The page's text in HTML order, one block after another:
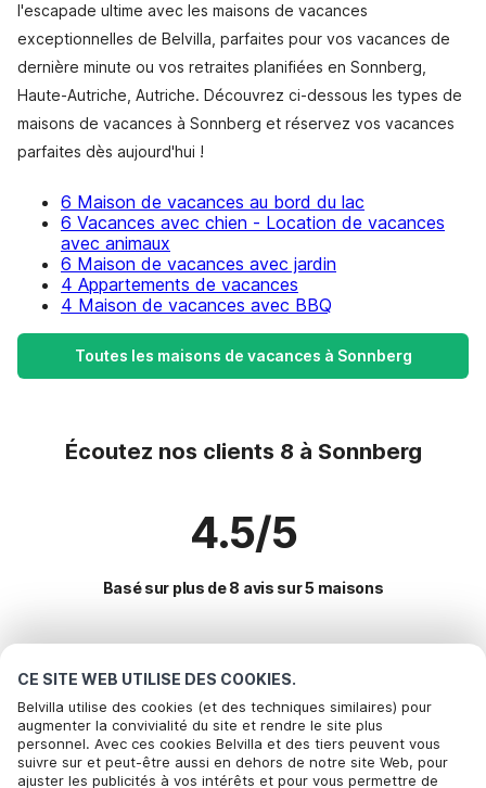
CE SITE WEB UTILISE DES COOKIES.
Belvilla utilise des cookies (et des techniques similaires) pour
augmenter la convivialité du site et rendre le site plus
personnel. Avec ces cookies Belvilla et des tiers peuvent vous
suivre sur et peut-être aussi en dehors de notre site Web, pour
ajuster les publicités à vos intérêts et pour vous permettre de
l'escapade ultime avec les maisons de vacances
exceptionnelles de Belvilla, parfaites pour vos vacances de
dernière minute ou vos retraites planifiées en Sonnberg,
Haute-Autriche, Autriche. Découvrez ci-dessous les types de
maisons de vacances à Sonnberg et réservez vos vacances
parfaites dès aujourd'hui !
6 Maison de vacances au bord du lac
6 Vacances avec chien - Location de vacances
avec animaux
6 Maison de vacances avec jardin
4 Appartements de vacances
4 Maison de vacances avec BBQ
Toutes les maisons de vacances à Sonnberg
Écoutez nos clients 8 à Sonnberg
4.5/5
Basé sur plus de 8 avis sur 5 maisons
Destinations les plus populaires pour les
vacances
Villes offrant les meilleures commodités pour les vacances
Maison de vacances en station de ski sulzau
Appelez pour réserver